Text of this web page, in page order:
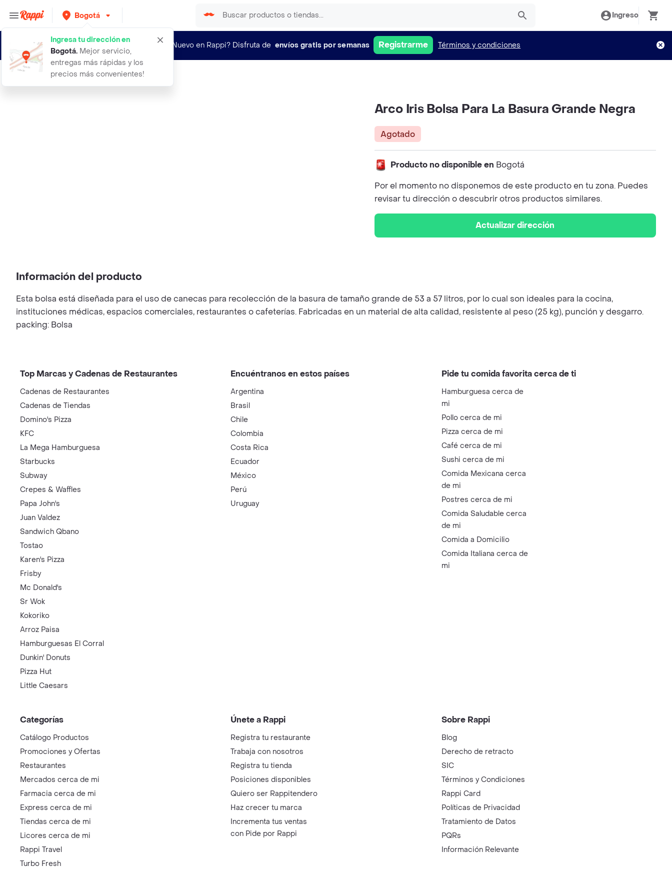
Bogotá
Ingresa tu dirección en
Bogotá. Mejor servicio,
entregas más rápidas y los
precios más convenientes!
Ingreso
¿Nuevo en Rappi? Disfruta de envíos gratis por semanas Registrarme Términos y condiciones
arco iris bolsa para la basura gran
Arco Iris Bolsa Para La Basura Grande Negra
Agotado
Producto no disponible en Bogotá
Por el momento no disponemos de este producto en tu zona. Puedes
revisar tu dirección o descubrir otros productos similares.
Actualizar dirección
Información del producto
Esta bolsa está diseñada para el uso de canecas para recolección de la basura de tamaño grande de 53 a 57 litros, por lo cual son ideales para la cocina,
instituciones médicas, espacios comerciales, restaurantes o cafeterías. Fabricadas en un material de alta calidad, resistente al peso (25 kg), punción y desgarro.
packing: Bolsa
Top Marcas y Cadenas de Restaurantes
Cadenas de Restaurantes
Cadenas de Tiendas
Domino's Pizza
KFC
La Mega Hamburguesa
Starbucks
Subway
Crepes & Waffles
Papa John's
Juan Valdez
Sandwich Qbano
Tostao
Karen's Pizza
Frisby
Mc Donald's
Sr Wok
Kokoriko
Arroz Paisa
Hamburguesas El Corral
Dunkin' Donuts
Pizza Hut
Little Caesars
Encuéntranos en estos países
Argentina
Brasil
Chile
Colombia
Costa Rica
Ecuador
México
Perú
Uruguay
Pide tu comida favorita cerca de ti
Hamburguesa cerca de
mi
Pollo cerca de mi
Pizza cerca de mi
Café cerca de mi
Sushi cerca de mi
Comida Mexicana cerca
de mi
Postres cerca de mi
Comida Saludable cerca
de mi
Comida a Domicilio
Comida Italiana cerca de
mi
Categorías
Catálogo Productos
Promociones y Ofertas
Restaurantes
Mercados cerca de mi
Farmacia cerca de mi
Express cerca de mi
Tiendas cerca de mi
Licores cerca de mi
Rappi Travel
Turbo Fresh
Únete a Rappi
Registra tu restaurante
Trabaja con nosotros
Registra tu tienda
Posiciones disponibles
Quiero ser Rappitendero
Haz crecer tu marca
Incrementa tus ventas
con Pide por Rappi
Sobre Rappi
Blog
Derecho de retracto
SIC
Términos y Condiciones
Rappi Card
Políticas de Privacidad
Tratamiento de Datos
PQRs
Información Relevante